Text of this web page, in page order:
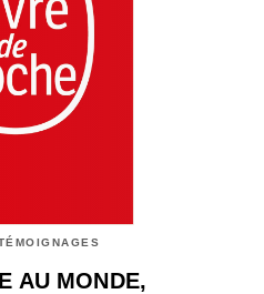
AU MONDE,